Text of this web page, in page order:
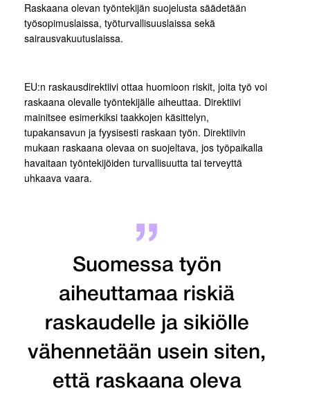
Raskaana olevan työntekijän suojelusta säädetään
työsopimuslaissa, työturvallisuuslaissa sekä
sairausvakuutuslaissa.
EU:n raskausdirektiivi ottaa huomioon riskit, joita työ voi
raskaana olevalle työntekijälle aiheuttaa. Direktiivi
mainitsee esimerkiksi taakkojen käsittelyn,
tupakansavun ja fyysisesti raskaan työn. Direktiivin
mukaan raskaana olevaa on suojeltava, jos työpaikalla
havaitaan työntekijöiden turvallisuutta tai terveyttä
uhkaava vaara.
Suomessa työn
aiheuttamaa riskiä
raskaudelle ja sikiölle
vähennetään usein siten,
että raskaana oleva